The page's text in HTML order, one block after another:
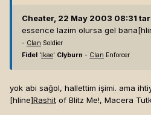
Cheater, 22 May 2003 08:31
essence lazim olursa gel
- Clan Soldier
Fidel ' Ikae' Clyburn - Clan Enforcer
yok abi sağol, hallettim işimi. ama
[hline]Rashit of Blitz Me!, Macera